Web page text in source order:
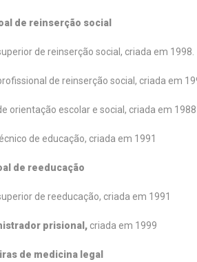
de reinserção social
de reinserção social, criada em 1998.
de reinserção social, criada em
orientação escolar e social, criada em 1988
de educação, criada em 1991
de reeducação
de reeducação, criada em 1991
prisional, criada em 1999
de medicina legal